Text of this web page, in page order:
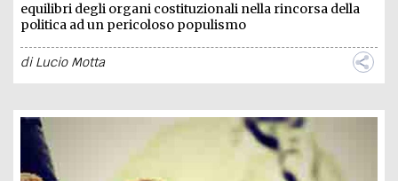
equilibri degli organi costituzionali nella rincorsa della
politica ad un pericoloso populismo
diLucio Motta